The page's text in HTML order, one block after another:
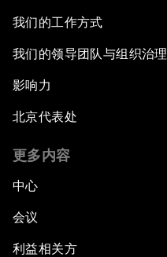
我们的工作方式
我们的领导团队与组织治理
影响力
北京代表处
更多内容
中心
会议
利益相关方